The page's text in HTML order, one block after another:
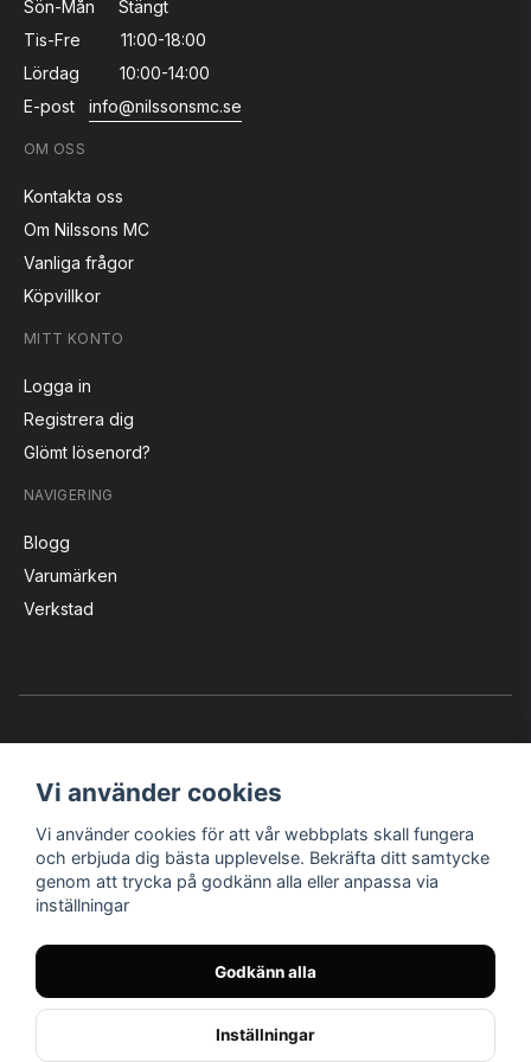
Sön-Mån
Stängt
Tis-Fre
11:00-18:00
Lördag
10:00-14:00
E-post
info@nilssonsmc.se
OM OSS
Kontakta oss
Om Nilssons MC
Vanliga frågor
Köpvillkor
MITT KONTO
Logga in
Registrera dig
Glömt lösenord?
NAVIGERING
Blogg
Varumärken
Verkstad
© Nilssons MC - Allt för dig & din MC
Instagram Facebook YouTube
Vi använder cookies
Vi använder cookies för att vår webbplats skall fungera
och erbjuda dig bästa upplevelse. Bekräfta ditt samtycke
genom att trycka på godkänn alla eller anpassa via
inställningar
Godkänn alla
Inställningar